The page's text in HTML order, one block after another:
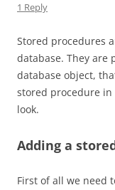
1 Reply
Stored procedures
database. They are
database object,
stored procedure in
look.
Adding a
First of all we need